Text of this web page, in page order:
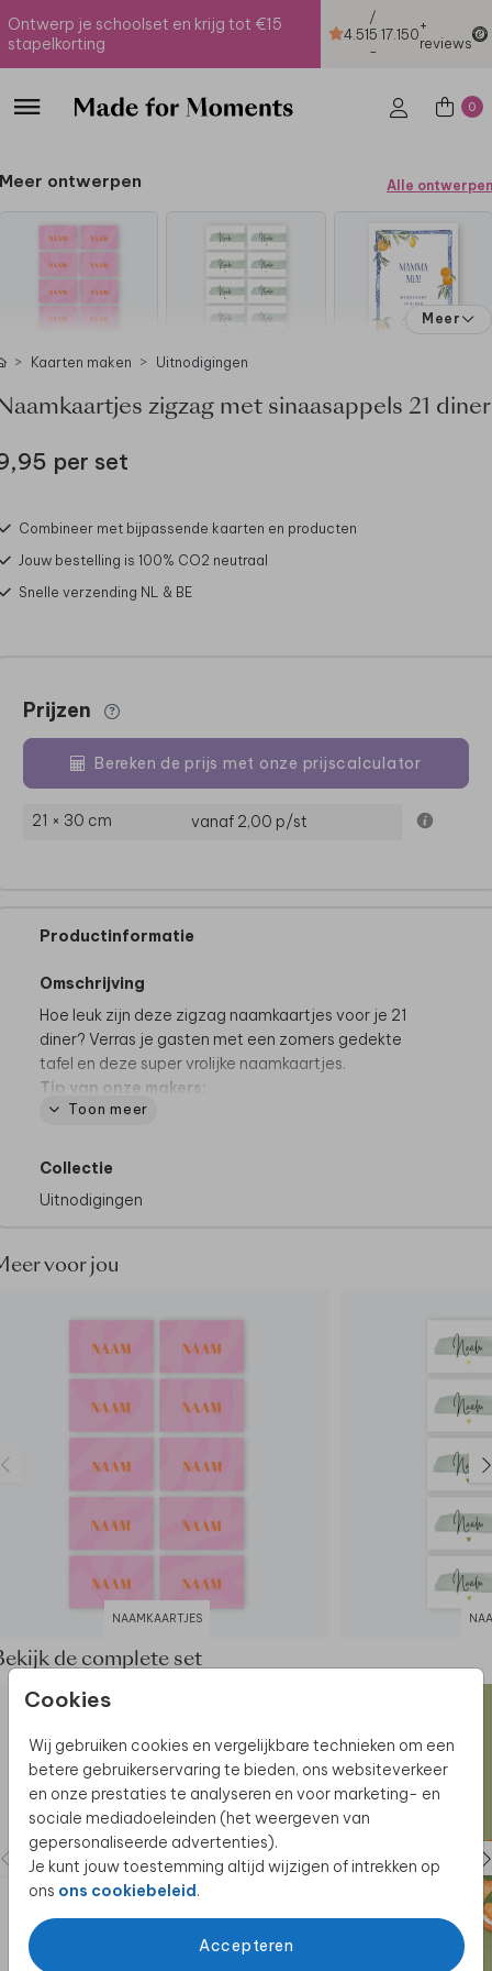
Ontwerp je schoolset en krijg tot €15
stapelkorting
4.51
/
5
-
17.150+
reviews
0
Cookies
Wij gebruiken cookies en vergelijkbare technieken om een
betere gebruikerservaring te bieden, ons websiteverkeer
en onze prestaties te analyseren en voor marketing- en
sociale mediadoeleinden (het weergeven van
gepersonaliseerde advertenties).
Je kunt jouw toestemming altijd wijzigen of intrekken op
ons ons cookiebeleid.
Accepteren
Meer ontwerpen Alle ontwerpen
Meer
Kaarten maken Uitnodigingen
zigzag met sinaasappels 21 diner
per set
Combineer met bijpassende kaarten en producten
Jouw bestelling is 100% CO2 neutraal
Snelle verzending NL & BE
Prijzen
Bereken de prijs met onze prijscalculator
21 × 30 cm vanaf 2,00 p/st
Productinformatie
Omschrijving
Hoe leuk zijn deze zigzag naamkaartjes voor je 21
diner? Verras je gasten met een zomers gedekte
tafel en deze super vrolijke naamkaartjes.
Tip van onze makers:
• Zet de kaartjes op tafel met een
Toon meer
Collectie
Uitnodigingen
voor jou
NAAMKAARTJES
de complete set